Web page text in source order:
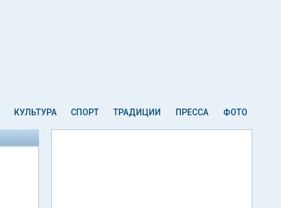
КУЛЬТУРА СПОРТ ТРАДИЦИИ ПРЕССА ФОТО